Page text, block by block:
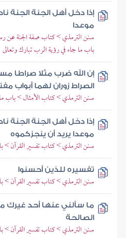
إذا دخل أهل الجنة الجنة
موعدا
سنن الترمذي > كتاب صفة الجنة عن
باب ما جاء في رؤية الرب تبارك وتعالى
إن الله ضرب مثلا صراطا
الصراط زوران لهما أبواب
سنن الترمذي > كتاب الأمثال > باب ما
إذا دخل أهل الجنة الجنة
موعدا يريد أن ينجزكموه
سنن الترمذي > كتاب تفسير القرآن
تفسيره للذين أحسنوا
سنن الترمذي > كتاب تفسير القرآن
ما سألني عنها أحد غيرك
الصالحة
سنن الترمذي > كتاب تفسير القرآن